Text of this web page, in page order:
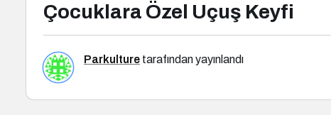
Çocuklara Özel Uçuş Keyfi
Parkulture tarafından yayınlandı